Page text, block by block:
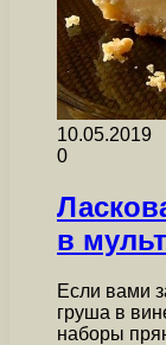
10.05.2019
0
в
Если вами
груша в
наборы